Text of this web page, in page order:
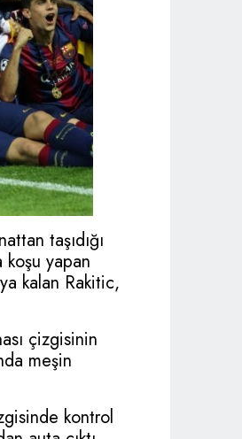
taşıdığı
yapan
kalan Rakitic,
çizgisinin
meşin
kontrol